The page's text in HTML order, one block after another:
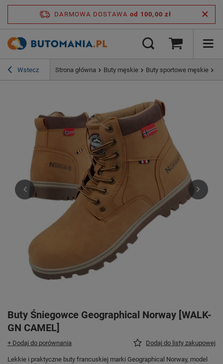
DARMOWA DOSTAWA od 100,00 zł
Wstecz Strona główna Buty męskie Buty sportowe męskie
Buty Śniegowce Geographical Norway [WALK-
GN CAMEL]
+ Dodaj do porównania Dodaj do listy zakupowej
Lekkie i praktyczne buty francuskiej marki Geographical Norway, model